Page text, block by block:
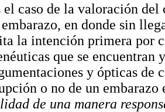
el caso de la valoración
en donde sin
la intención primera por
que se encuentran
y ópticas de
o no de un embarazo
de una manera